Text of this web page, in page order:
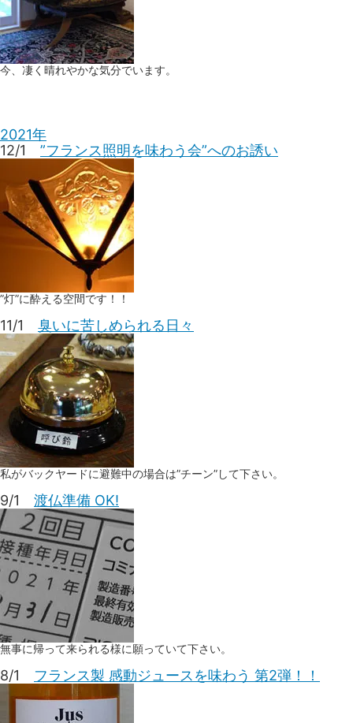
今、凄く晴れやかな気分でいます。
2021年
12/1 ”フランス照明を味わう会”へのお誘い
”灯”に酔える空間です！！
11/1 臭いに苦しめられる日々
私がバックヤードに避難中の場合は”チーン”して下さい。
9/1 渡仏準備 OK!
無事に帰って来られる様に願っていて下さい。
8/1 フランス製 感動ジュースを味わう 第2弾！！